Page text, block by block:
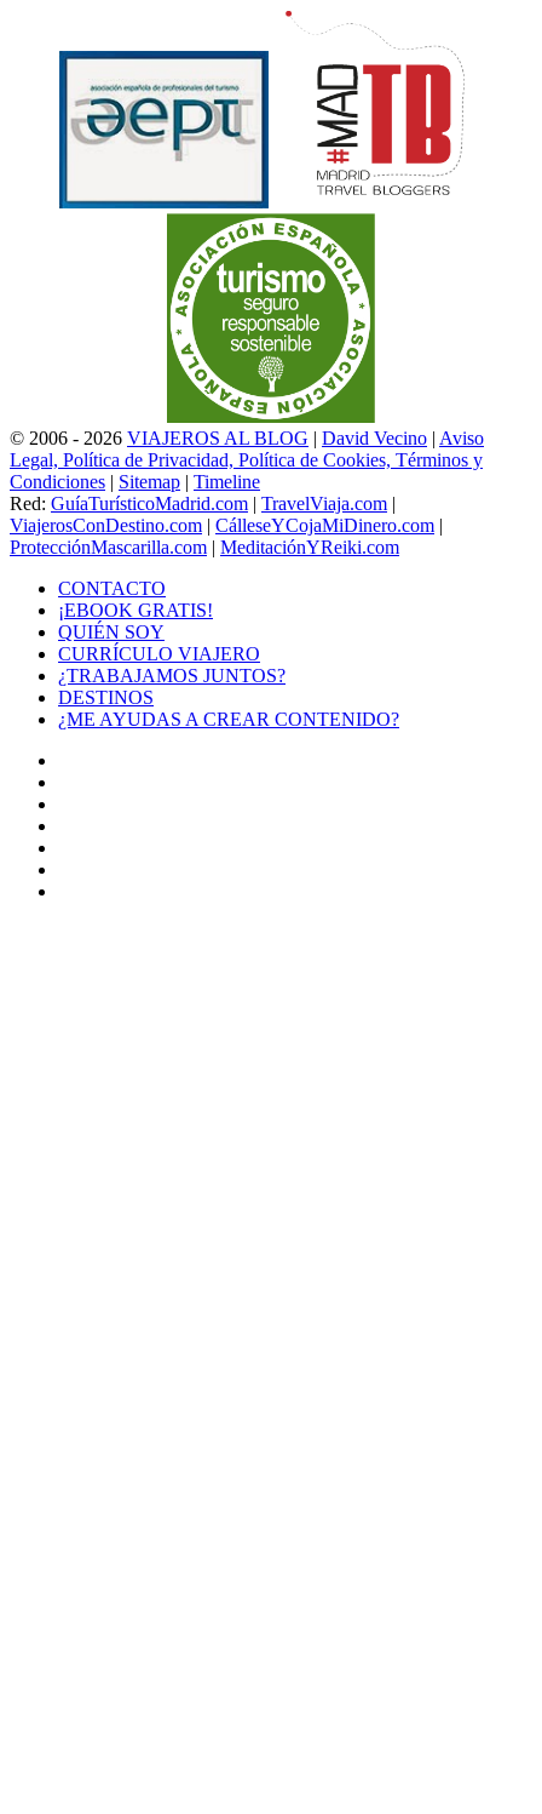
© 2006 - 2026 VIAJEROS AL BLOG | David Vecino | Aviso
Legal, Política de Privacidad, Política de Cookies, Términos y
Condiciones | Sitemap | Timeline
Red: GuíaTurísticoMadrid.com | TravelViaja.com |
ViajerosConDestino.com | CálleseYCojaMiDinero.com |
ProtecciónMascarilla.com | MeditaciónYReiki.com
CONTACTO
¡EBOOK GRATIS!
QUIÉN SOY
CURRÍCULO VIAJERO
¿TRABAJAMOS JUNTOS?
DESTINOS
¿ME AYUDAS A CREAR CONTENIDO?